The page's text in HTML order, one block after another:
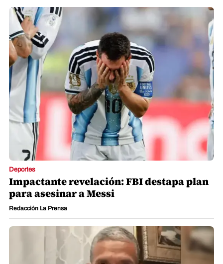
Deportes
Impactante revelación: FBI destapa plan
para asesinar a Messi
Redacción La Prensa